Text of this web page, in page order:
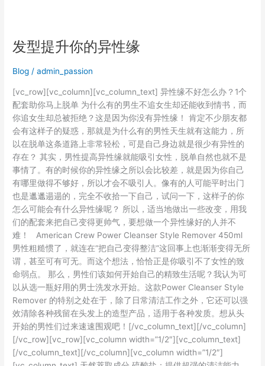
发型提升你的异性缘
Blog /admin_passion
[vc_row][vc_column][vc_column_text] 异性缘不好怎么办？1个
配套助你马上脱单 为什么有的男生不追女生却还能收到情书，而
你追女生却总被拒绝？这是因为你没有异性缘！ 肯定不少朋友都
会有这样子的疑惑，那就是为什么有的男性天生就有这能力，所
以在脱单这条道路上非常轻松，可是自己身边就是很少有异性的
存在？ 其实，男性提高异性缘就能吸引女性，脱单自然也就不是
事情了。有的时候你的异性缘之所以会比较差，就是因为你自己
有哪里做得不够好，所以才会不吸引人。像有的人可能平时出门
也是邋邋遢遢的，完全不收拾一下自己，试问一下，这样子的你
怎么可能会有什么异性缘呢？ 所以，适当地做出一些改变，用我
们的配套来把自己变得更帅气，要想做一个异性缘好的人并不
难！ American Crew Power Cleanser Style Remover 450ml
男性粗糙惯了，就连在“把自己变得整洁”这回事上也渐渐变得无所
谓，甚至可有可无。而这个想法，恰恰正是你吸引不了女性的致
命弱点。 那么，男性们该如何开始自己的精致生活呢？我认为可
以从选一瓶好用的男士洗发水开始。这款Power Cleanser Style
Remover 的特别之处在于，除了日常清洁工作之外，它还可以强
效清除各种残留在头发上的造型产品，适用于各种发质。想从头
开始的男性们过来速速围观吧！[/vc_column_text][/vc_column]
[/vc_row][vc_row][vc_column width=”1/2″][vc_column_text]
[/vc_column_text][/vc_column][vc_column width=”1/2″]
提
你
异
性
缘